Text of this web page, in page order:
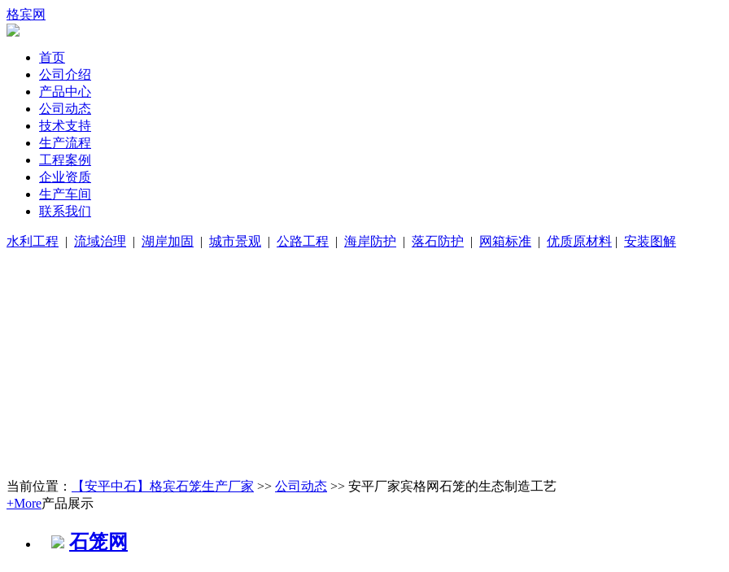
格宾网
首页
公司介绍
产品中心
公司动态
技术支持
生产流程
工程案例
企业资质
生产车间
联系我们
水利工程 | 流域治理 | 湖岸加固 | 城市景观 | 公路工程 | 海岸防护 | 落石防护 | 网箱标准 | 优质原材料 | 安装图解
当前位置： 【安平中石】格宾石笼生产厂家 >> 公司动态 >> 安平厂家宾格网石笼的生态制造工艺
+More产品展示
石笼网